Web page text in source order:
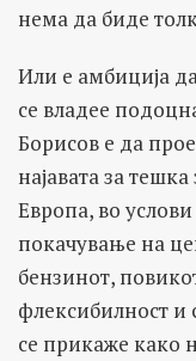
нема да биде
Или е амбиција
се владее
Борисов е да
најавата за
Европа, во
покачување на
бензинот,
флексибилност и
се прикаже како